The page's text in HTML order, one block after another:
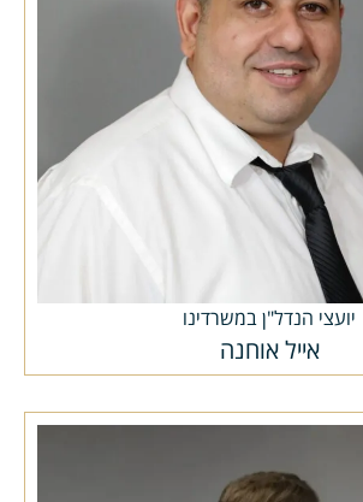
יועצי הנדל"ן במשרדינו
אייל אוחנה